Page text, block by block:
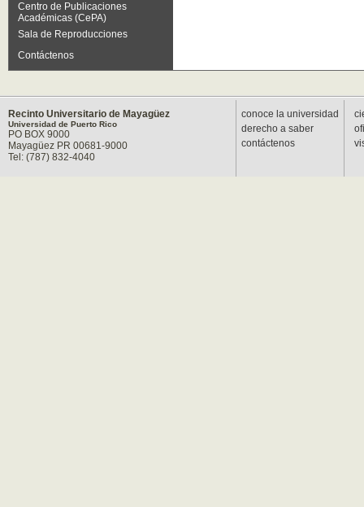
Centro de Publicaciones
Académicas (CePA)
Sala de Reproducciones
Contáctenos
Recinto Universitario de Mayagüez
Universidad de Puerto Rico
PO BOX 9000
Mayagüez PR 00681-9000
Tel: (787) 832-4040
conoce la universidad
derecho a saber
contáctenos